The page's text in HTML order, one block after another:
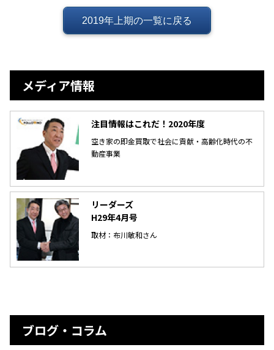
2019年上期の一覧に戻る
メディア情報
注目情報はこれだ！2020年度
空き家の即金買取で社会に貢献・高齢化時代の不
動産事業
リーダーズ
H29年4月号
取材：布川敏和さん
ブログ・コラム